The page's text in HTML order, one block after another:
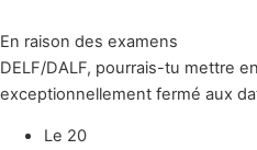
En raison des examens
DELF/DALF, pourrais-tu mettre
exceptionnellement fermé aux
Le 20